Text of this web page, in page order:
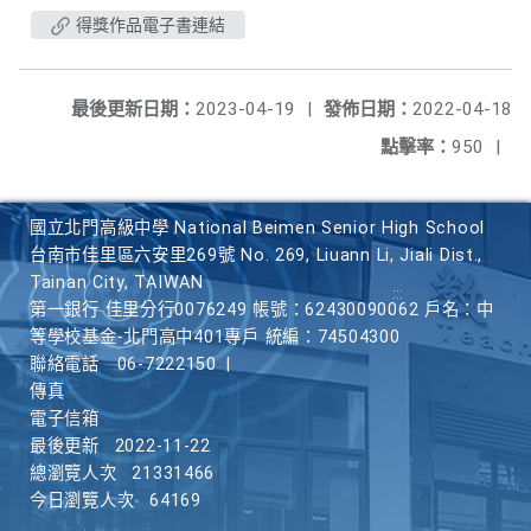
得獎作品電子書連結
發佈日期： 2022-04-18
最後更新日期： 2023-04-19
|
點擊率： 950 |
國立北門高級中學 National Beimen Senior High School
台南市佳里區六安里269號 No. 269, Liuann Li, Jiali Dist.,
Tainan City, TAIWAN
第一銀行 佳里分行0076249 帳號：62430090062 戶名：中
等學校基金-北門高中401專戶 統編：74504300
聯絡電話
06-7222150
傳真
電子信箱
最後更新
2022-11-22
總瀏覽人次
21331466
今日瀏覽人次
64169